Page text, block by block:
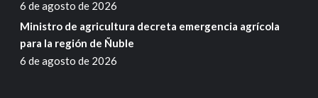
6 de agosto de 2026
Ministro de agricultura decreta emergencia agrícola
para la región de Ñuble
6 de agosto de 2026